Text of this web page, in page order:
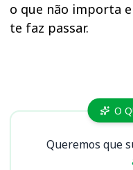
o que não importa
te faz passar.
Cursos CGM O
Queremos que